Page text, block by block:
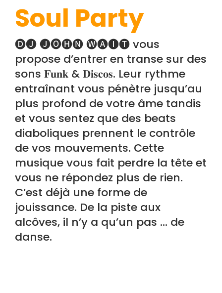
Soul Party
🅓🅙 🅙🅞🅗🅝 🅦🅐🅘🅣 vous
propose d’entrer en transe sur des
sons 𝐅𝐮𝐧𝐤 & 𝐃𝐢𝐬𝐜𝐨𝐬. Leur rythme
entraînant vous pénètre jusqu’au
plus profond de votre âme tandis
et vous sentez que des beats
diaboliques prennent le contrôle
de vos mouvements. Cette
musique vous fait perdre la tête et
vous ne répondez plus de rien.
C’est déjà une forme de
jouissance. De la piste aux
alcôves, il n’y a qu’un pas … de
danse.